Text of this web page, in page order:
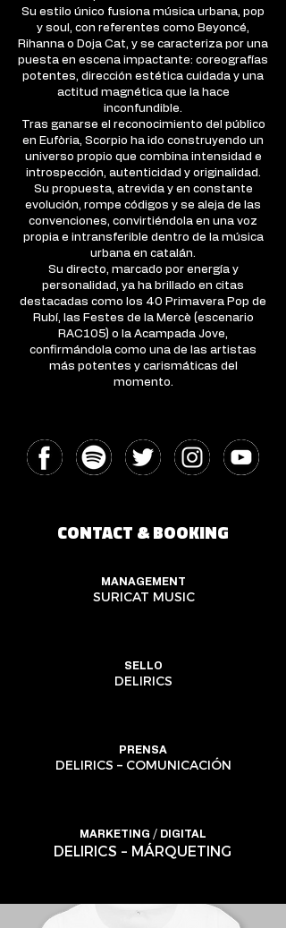
Su estilo único fusiona música urbana, pop
y soul, con referentes como Beyoncé,
Rihanna o Doja Cat, y se caracteriza por una
puesta en escena impactante: coreografías
potentes, dirección estética cuidada y una
actitud magnética que la hace
inconfundible.
Tras ganarse el reconocimiento del público
en Eufòria, Scorpio ha ido construyendo un
universo propio que combina intensidad e
introspección, autenticidad y originalidad.
Su propuesta, atrevida y en constante
evolución, rompe códigos y se aleja de las
convenciones, convirtiéndola en una voz
propia e intransferible dentro de la música
urbana en catalán.
Su directo, marcado por energía y
personalidad, ya ha brillado en citas
destacadas como los 40 Primavera Pop de
Rubí, las Festes de la Mercè (escenario
RAC105) o la Acampada Jove,
confirmándola como una de las artistas
más potentes y carismáticas del
momento.
CONTACT & BOOKING
MANAGEMENT
SURICAT MUSIC
SELLO
DELIRICS
PRENSA
DELIRICS – COMUNICACIÓN
MARKETING / DIGITAL
DELIRICS – MÁRQUETING